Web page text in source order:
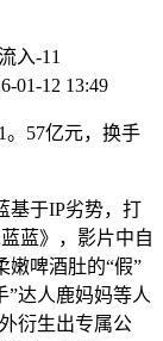
入-11
01-12 13:49
57亿元，换手
于IP劣势，打
蓝》，影片中自
嫩啤酒肚的“假”
”达人鹿妈妈等人
衍生出专属公